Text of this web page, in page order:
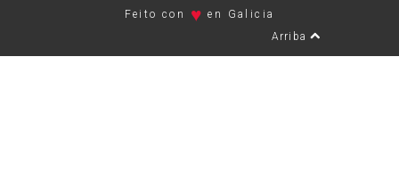
Feito con ♥ en Galicia
Arriba